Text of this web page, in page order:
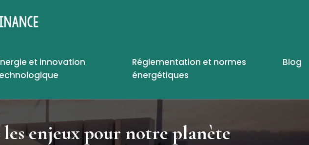
et innovation
Réglementation et normes
énergétiques
Blog
enjeux pour notre planète